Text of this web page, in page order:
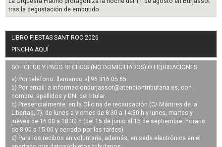
tras la degustación de embutido
LIBRO FIESTAS SANT ROC 2026
PINCHA AQUÍ
SOLICITUD Y PAGO RECIBOS (NO DOMICILIADOS) O LIQUIDACIONES
a) Por teléfono: llamando al 96 316 05 65.
b) Por email: a informacionburjassot@atenciontributaria.es, con
nombre, apellidos y DNI del titular.
c) Presencialmente: en la Oficina de recaudación (C/ Mártires de la
Libertad, 7), de lunes a viernes de 8:30 a 14:30 h y lunes, martes y
jueves de 16:00 a 18:30 h (del 15 de junio al 15 de septiembre: horario
de 8:00 a 15:00 y cerrado por las tardes).
d) Para los recibos en voluntaria, además, en sede electrónica en el